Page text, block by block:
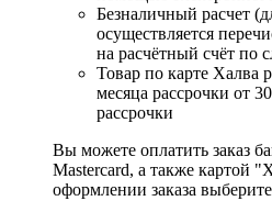
Безналичный расчет
осуществляется
на расчётный счёт по
Товар по карте Халва
месяца рассрочки от
рассрочки
Вы можете оплатить заказ
Mastercard, а также картой
оформлении заказа